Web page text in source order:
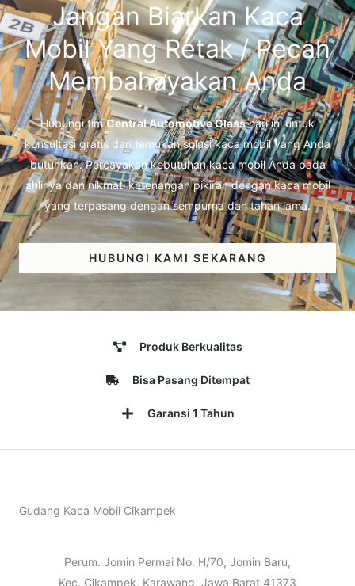
Jangan Biarkan Kaca
Mobil Yang Retak / Pecah
Membahayakan Anda
Hubungi timCentral Automotive Glasshari ini untuk
konsultasi gratis dan temukan solusi kaca mobil yang Anda
butuhkan. Percayakan kebutuhan kaca mobil Anda pada
ahlinya dan nikmati ketenangan pikiran dengan kaca mobil
yang terpasang dengan sempurna dan tahan lama.
HUBUNGI KAMI SEKARANG
Produk Berkualitas
Bisa Pasang Ditempat
Garansi 1 Tahun
Gudang Kaca Mobil Cikampek
Perum. Jomin Permai No. H/70, Jomin Baru,
Kec. Cikampek, Karawang, Jawa Barat 41373